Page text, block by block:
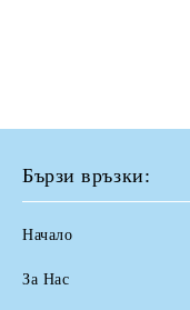
Бързи връзки:
Начало
За Нас